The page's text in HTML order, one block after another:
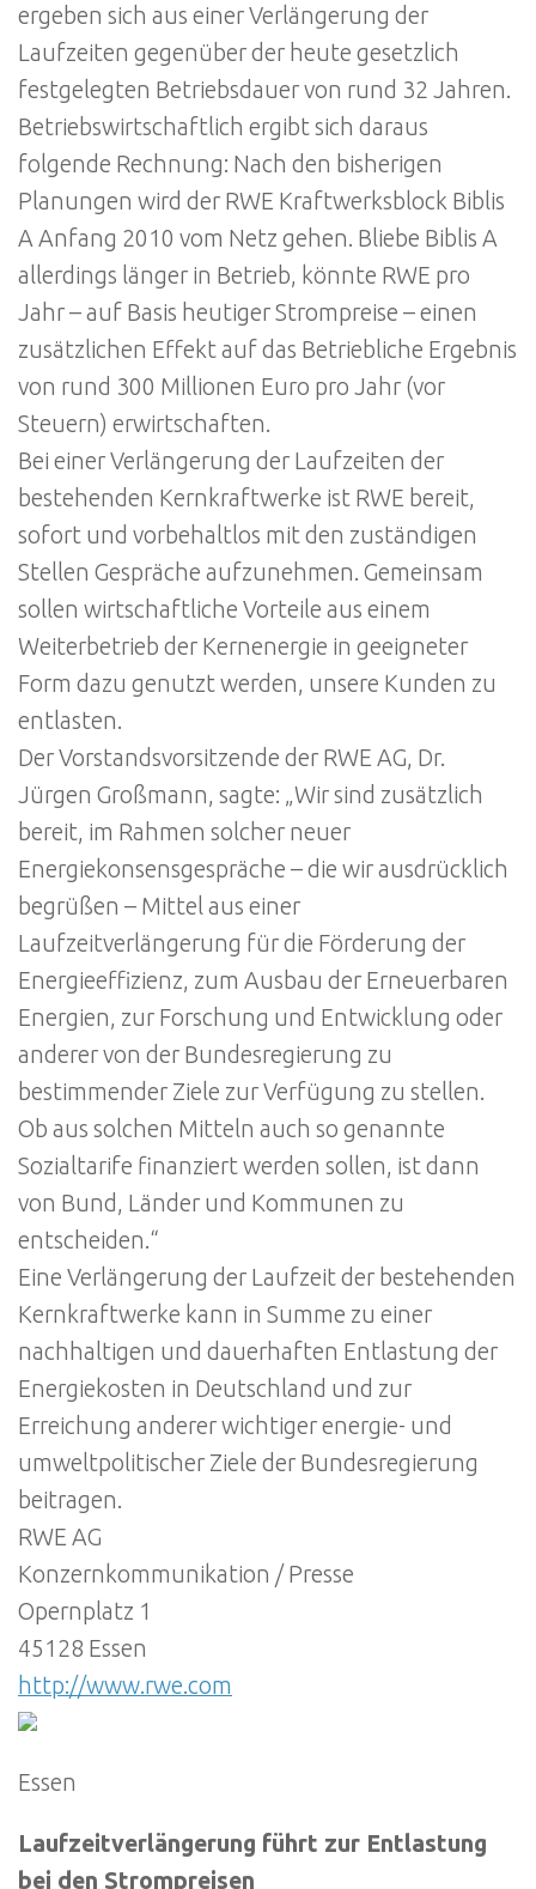
ergeben sich aus einer Verlängerung der
Laufzeiten gegenüber der heute gesetzlich
festgelegten Betriebsdauer von rund 32 Jahren.
Betriebswirtschaftlich ergibt sich daraus
folgende Rechnung: Nach den bisherigen
Planungen wird der RWE Kraftwerksblock Biblis
A Anfang 2010 vom Netz gehen. Bliebe Biblis A
allerdings länger in Betrieb, könnte RWE pro
Jahr – auf Basis heutiger Strompreise – einen
zusätzlichen Effekt auf das Betriebliche Ergebnis
von rund 300 Millionen Euro pro Jahr (vor
Steuern) erwirtschaften.
Bei einer Verlängerung der Laufzeiten der
bestehenden Kernkraftwerke ist RWE bereit,
sofort und vorbehaltlos mit den zuständigen
Stellen Gespräche aufzunehmen. Gemeinsam
sollen wirtschaftliche Vorteile aus einem
Weiterbetrieb der Kernenergie in geeigneter
Form dazu genutzt werden, unsere Kunden zu
entlasten.
Der Vorstandsvorsitzende der RWE AG, Dr.
Jürgen Großmann, sagte: „Wir sind zusätzlich
bereit, im Rahmen solcher neuer
Energiekonsensgespräche – die wir ausdrücklich
begrüßen – Mittel aus einer
Laufzeitverlängerung für die Förderung der
Energieeffizienz, zum Ausbau der Erneuerbaren
Energien, zur Forschung und Entwicklung oder
anderer von der Bundesregierung zu
bestimmender Ziele zur Verfügung zu stellen.
Ob aus solchen Mitteln auch so genannte
Sozialtarife finanziert werden sollen, ist dann
von Bund, Länder und Kommunen zu
entscheiden.“
Eine Verlängerung der Laufzeit der bestehenden
Kernkraftwerke kann in Summe zu einer
nachhaltigen und dauerhaften Entlastung der
Energiekosten in Deutschland und zur
Erreichung anderer wichtiger energie- und
umweltpolitischer Ziele der Bundesregierung
beitragen.
RWE AG
Konzernkommunikation / Presse
Opernplatz 1
45128 Essen
http://www.rwe.com
Essen
Laufzeitverlängerung führt zur Entlastung
bei den Strompreisen